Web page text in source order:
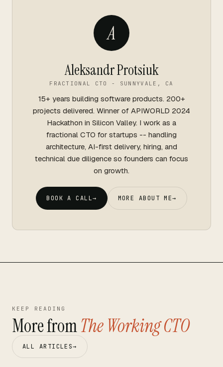
A
Aleksandr Protsiuk
FRACTIONAL CTO - SUNNYVALE, CA
15+ years building software products. 200+
projects delivered. Winner of APIWORLD 2024
Hackathon in Silicon Valley. I work as a
fractional CTO for startups -- handling
architecture, AI-first delivery, hiring, and
technical due diligence so founders can focus
on growth.
BOOK A CALL→ MORE ABOUT ME→
KEEP READING
More fromThe Working CTO
ALL ARTICLES→